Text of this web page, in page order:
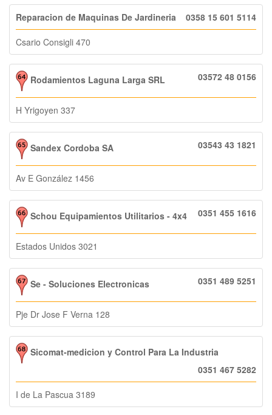
Reparacion de Maquinas De Jardineria 0358 15 601 5114
Csario Consigli 470
Rodamientos Laguna Larga SRL 03572 48 0156
H Yrigoyen 337
Sandex Cordoba SA 03543 43 1821
Av E González 1456
Schou Equipamientos Utilitarios - 4x4 0351 455 1616
Estados Unidos 3021
Se - Soluciones Electronicas 0351 489 5251
Pje Dr Jose F Verna 128
Sicomat-medicion y Control Para La Industria
0351 467 5282
I de La Pascua 3189